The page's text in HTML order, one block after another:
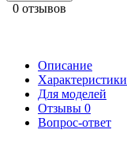
0 отзывов
Описание
Характеристики
Для моделей
Отзывы 0
Вопрос-ответ